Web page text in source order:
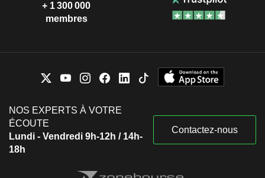
+ 1 300 000
membres
NOS EXPERTS À VOTRE
ÉCOUTE
Lundi - Vendredi 9h-12h / 14h-
18h
Contactez-nous